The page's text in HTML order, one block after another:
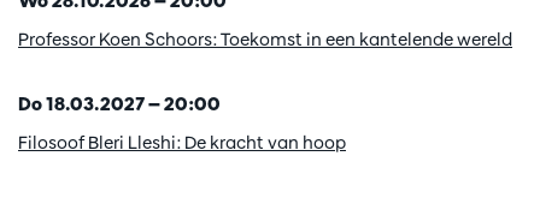
Professor Koen Schoors: Toekomst in een kantelende wereld
Do 18.03.2027 — 20:00
Filosoof Bleri Lleshi: De kracht van hoop